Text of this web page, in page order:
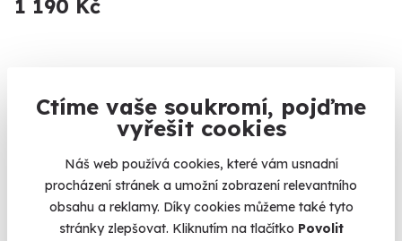
Ctíme vaše soukromí, pojďme
vyřešit cookies
Náš web používá cookies, které vám usnadní
procházení stránek a umožní zobrazení relevantního
obsahu a reklamy. Díky cookies můžeme také tyto
stránky zlepšovat. Kliknutím na tlačítko Povolit
1 190 Kč
7.8
Volný termín už 06. 08. 2026